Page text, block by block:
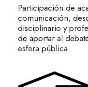
Participación de
comunicación,
disciplinario y
de aportar al
esfera pública.